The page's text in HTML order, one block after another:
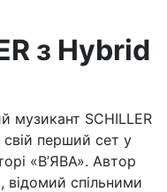
з Hybrid
музикант SCHILLER
свій перший сет у
«В’ЯВА». Автор
відомий спільними